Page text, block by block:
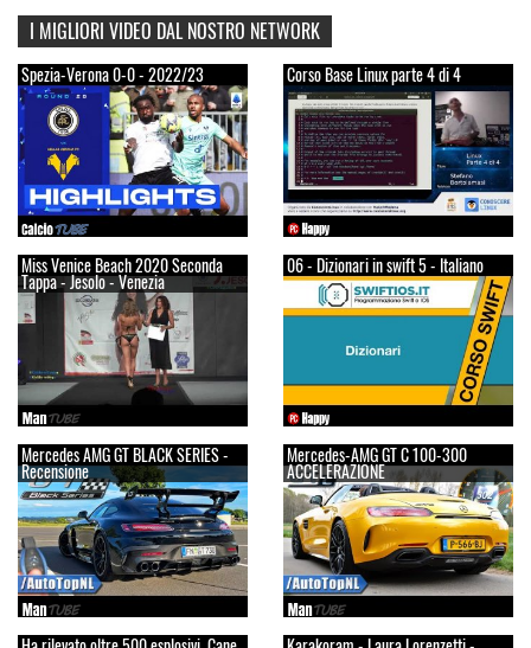
I MIGLIORI VIDEO DAL NOSTRO NETWORK
Spezia-Verona 0-0 - 2022/23 Corso Base Linux parte 4 di 4
Miss Venice Beach 2020 Seconda
Tappa - Jesolo - Venezia
06 - Dizionari in swift 5 - Italiano
Mercedes AMG GT BLACK SERIES -
Recensione
Mercedes-AMG GT C 100-300
ACCELERAZIONE